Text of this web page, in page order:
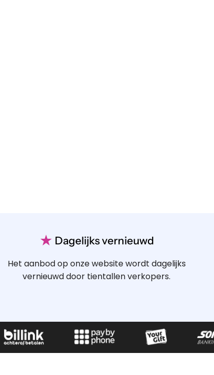
★ Dagelijks vernieuwd
Het aanbod op onze website wordt dagelijks
vernieuwd door tientallen verkopers.